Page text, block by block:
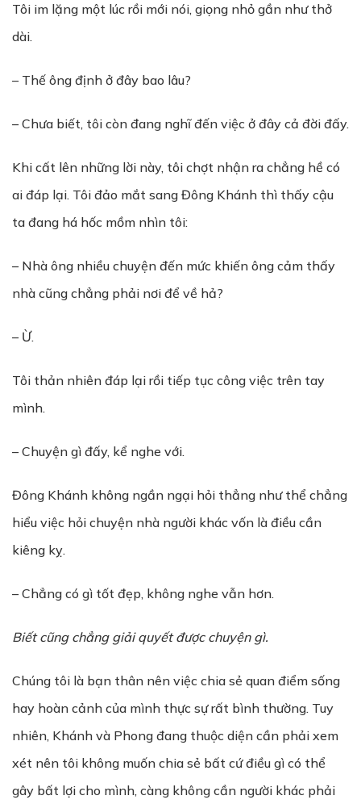
Tôi im lặng một lúc rồi mới nói, giọng nhỏ gần như thở
dài.
– Thế ông định ở đây bao lâu?
– Chưa biết, tôi còn đang nghĩ đến việc ở đây cả đời đấy.
Khi cất lên những lời này, tôi chợt nhận ra chẳng hề có
ai đáp lại. Tôi đảo mắt sang Đông Khánh thì thấy cậu
ta đang há hốc mồm nhìn tôi:
– Nhà ông nhiều chuyện đến mức khiến ông cảm thấy
nhà cũng chẳng phải nơi để về hả?
– Ừ.
Tôi thản nhiên đáp lại rồi tiếp tục công việc trên tay
mình.
– Chuyện gì đấy, kể nghe với.
Đông Khánh không ngần ngại hỏi thẳng như thể chẳng
hiểu việc hỏi chuyện nhà người khác vốn là điều cần
kiêng kỵ.
– Chẳng có gì tốt đẹp, không nghe vẫn hơn.
Biết cũng chẳng giải quyết được chuyện gì.
Chúng tôi là bạn thân nên việc chia sẻ quan điểm sống
hay hoàn cảnh của mình thực sự rất bình thường. Tuy
nhiên, Khánh và Phong đang thuộc diện cần phải xem
xét nên tôi không muốn chia sẻ bất cứ điều gì có thể
gây bất lợi cho mình, càng không cần người khác phải